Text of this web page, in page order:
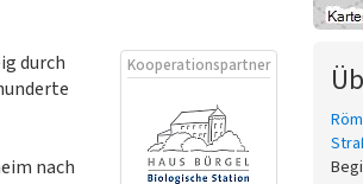
Kooperationspartner
durch
nach